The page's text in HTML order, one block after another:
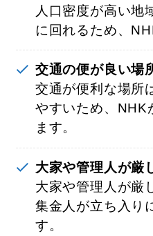
人口密度が高い地
に回れるため、
交通の便が良い場
交通が便利な場所
やすいため、NHK
ます。
大家や管理人が厳
大家や管理人が厳
集金人が立ち入り
す。